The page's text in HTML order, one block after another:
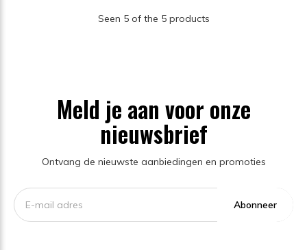
Seen 5 of the 5 products
Meld je aan voor onze
nieuwsbrief
Ontvang de nieuwste aanbiedingen en promoties
Abonneer